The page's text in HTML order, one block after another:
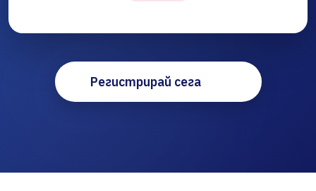
Регистрирай сега